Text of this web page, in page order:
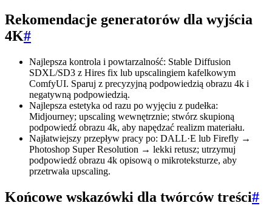
Rekomendacje generatorów dla wyjścia
4K#
Najlepsza kontrola i powtarzalność: Stable Diffusion
SDXL/SD3 z Hires fix lub upscalingiem kafelkowym
ComfyUI. Sparuj z precyzyjną podpowiedzią obrazu 4k i
negatywną podpowiedzią.
Najlepsza estetyka od razu po wyjęciu z pudełka:
Midjourney; upscaling wewnętrznie; stwórz skupioną
podpowiedź obrazu 4k, aby napędzać realizm materiału.
Najłatwiejszy przepływ pracy po: DALL·E lub Firefly →
Photoshop Super Resolution → lekki retusz; utrzymuj
podpowiedź obrazu 4k opisową o mikroteksturze, aby
przetrwała upscaling.
Końcowe wskazówki dla twórców treści#